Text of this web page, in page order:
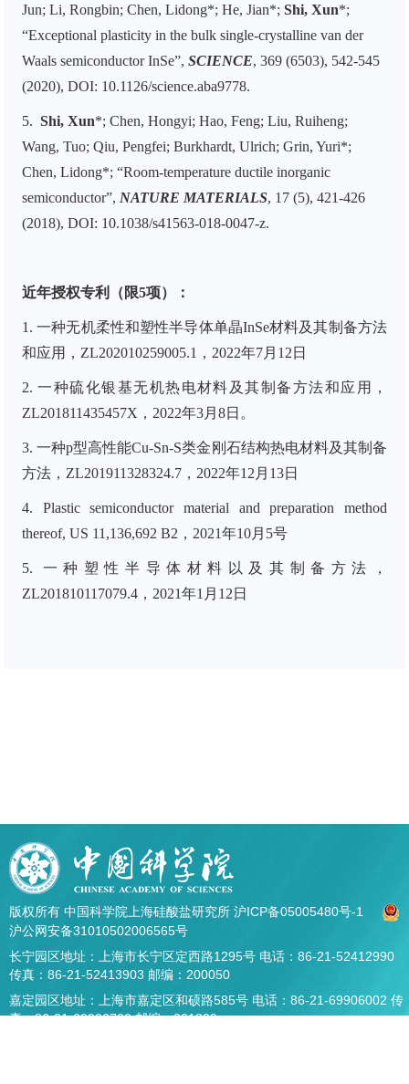
Jun; Li, Rongbin; Chen, Lidong*; He, Jian*; Shi, Xun*;
“Exceptional plasticity in the bulk single-crystalline van der
Waals semiconductor InSe”, SCIENCE, 369 (6503), 542-545
(2020), DOI: 10.1126/science.aba9778.
5. Shi, Xun*; Chen, Hongyi; Hao, Feng; Liu, Ruiheng;
Wang, Tuo; Qiu, Pengfei; Burkhardt, Ulrich; Grin, Yuri*;
Chen, Lidong*; “Room-temperature ductile inorganic
semiconductor”, NATURE MATERIALS, 17 (5), 421-426
(2018), DOI: 10.1038/s41563-018-0047-z.
近年授权专利（限5项）：
1.一种无机柔性和塑性半导体单晶InSe材料及其制备方法
和应用， ZL202010259005.1 ， 2022年7月 12 日
2.一种硫化银基无机热电材料及其制备方法和应用，
ZL201811435457X ， 2022年3月 8日。
3.一种p型高性能Cu-Sn-S类金刚石结构热电材料及其制备
方法， ZL201911328324.7 ， 2022年12 月 13日
4. Plastic semiconductor material and preparation method
thereof, US 11,136,692 B2 ， 2021年10月 5号
5. 一种塑性半导体材料以及其制备方法，
ZL201810117079.4 ， 2021年1 月 12 日
版权所有 中国科学院上海硅酸盐研究所 沪ICP备05005480号-1
沪公网安备31010502006565号
长宁园区地址：上海市长宁区定西路1295号 电话：86-21-52412990
传真：86-21-52413903 邮编：200050
嘉定园区地址：上海市嘉定区和硕路585号 电话：86-21-69906002 传
真：86-21-69906700 邮编：201899